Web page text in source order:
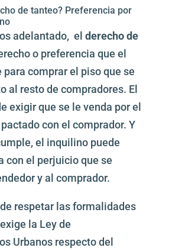
de tanteo? Preferencia por
adelantado, el derecho de
o preferencia que el
comprar el piso que se
al resto de compradores. El
exigir que se le venda por el
con el comprador. Y
el inquilino puede
con el perjuicio que se
y al comprador.
respetar las formalidades
la Ley de
Urbanos respecto del